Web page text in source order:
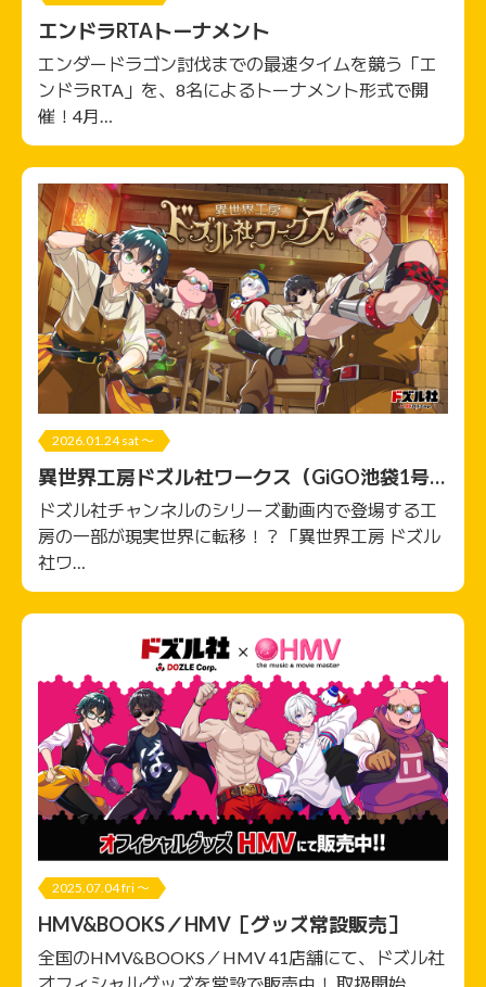
エンドラRTAトーナメント
エンダードラゴン討伐までの最速タイムを競う「エ
ンドラRTA」を、8名によるトーナメント形式で開
催！4月…
2026.01.24 sat 〜
異世界工房ドズル社ワークス（GiGO池袋1号
館）
ドズル社チャンネルのシリーズ動画内で登場する工
房の一部が現実世界に転移！？「異世界工房 ドズル
社ワ…
2025.07.04 fri 〜
HMV&BOOKS／HMV［グッズ常設販売］
全国のHMV&BOOKS／HMV 41店舗にて、ドズル社